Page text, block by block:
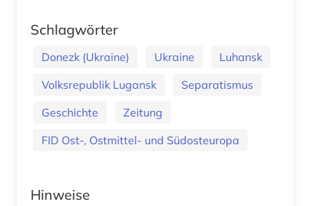
Schlagwörter
Donezk (Ukraine) Ukraine
Luhansk
Volksrepublik Lugansk
Separatismus
Geschichte
Zeitung
FID Ost-, Ostmittel- und Südosteuropa
Hinweise